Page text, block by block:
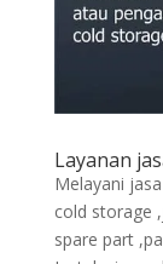
Layanan
Melayani
cold storage
spare part